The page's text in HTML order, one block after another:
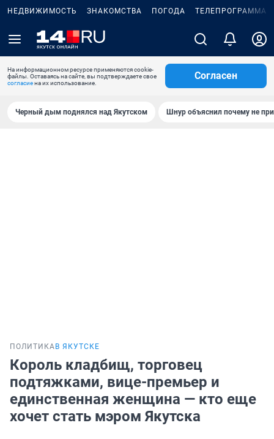
НЕДВИЖИМОСТЬ ЗНАКОМСТВА ПОГОДА ТЕЛЕПРОГРАММА
На информационном ресурсе применяются cookie-
файлы. Оставаясь на сайте, вы подтверждаете свое
согласиена их использование.
Согласен
Черный дым поднялся над Якутском Шнур объяснил почему не
ПОЛИТИКА В ЯКУТСКЕ
Король кладбищ, торговец
подтяжками, вице-премьер и
единственная женщина — кто еще
хочет стать мэром Якутска